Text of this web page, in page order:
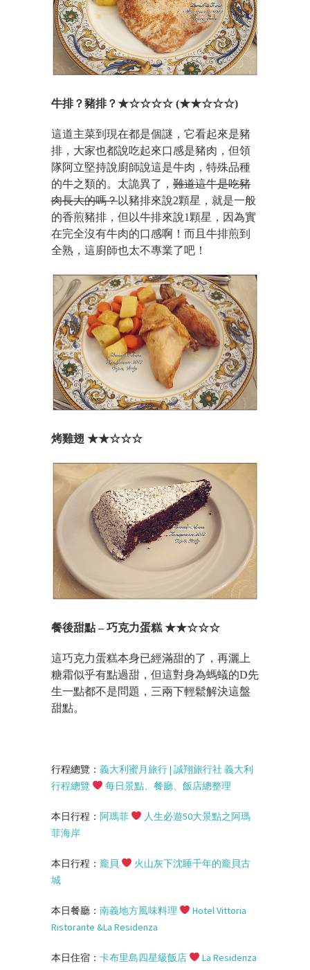
牛排？豬排？★☆☆☆☆ (★★☆☆☆)
這道主菜到現在都是個謎，它看起來是豬
排，大家也都說吃起來口感是豬肉，但領
隊阿立堅持說廚師說這是牛肉，特殊品種
的牛之類的。太詭異了， 難道這牛是吃豬
肉長大的嗎？以豬排來說2顆星，就是一般
的香煎豬排，但以牛排來說1顆星，因為實
在完全沒有牛肉的口感啊！而且牛排煎到
全熟，這廚師也太不專業了吧！
烤雞翅 ★★☆☆☆
餐後甜點 – 巧克力蛋糕 ★★☆☆☆
這巧克力蛋糕本身已經滿甜的了，再灑上
糖霜似乎有點過甜，但這對身為螞蟻的D先
生一點都不是問題，三兩下輕鬆解決這盤
甜點。
行程總覽： 義大利蜜月旅行| 誠翔旅行社 義大利
行程總覽
每日景點、餐廳、飯店總整理
本日行程： 阿瑪菲 人生必遊50大景點之阿瑪
菲海岸
本日行程： 龐貝
火山灰下沈睡千年的龐貝古
城
本日餐廳： 南義地方風味料理
Hotel Vittoria
Ristorante &La Residenza
本日住宿： 卡布里島四星級飯店 La Residenza